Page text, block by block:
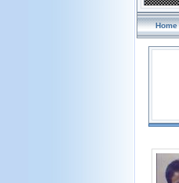
Home